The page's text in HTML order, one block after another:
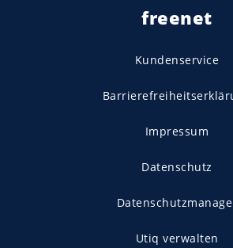
freenet
Kundenservice
Impressum
Datenschutz
Utiq verwalten